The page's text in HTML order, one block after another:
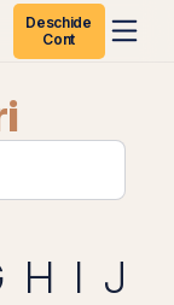
Deschide
Cont
H I J